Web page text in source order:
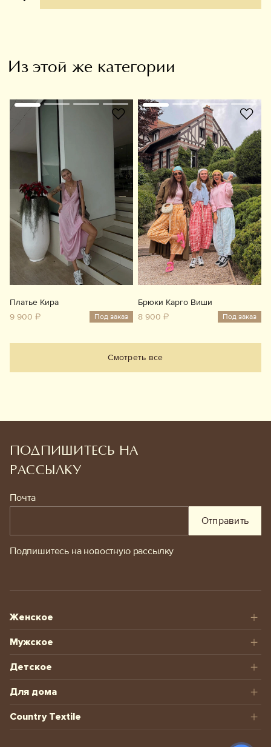
Из этой же категории
Платье Кира
9 900 ₽
Под заказ
Брюки Карго Виши
8 900 ₽
Под заказ
Смотреть все
ПОДПИШИТЕСЬ НА
РАССЫЛКУ
Почта
Отправить
Подпишитесь на новостную рассылку
Женское
Мужское
Детское
Для дома
Country Textile